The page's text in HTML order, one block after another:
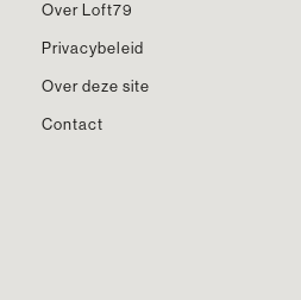
Over Loft79
Privacybeleid
Over deze site
Contact